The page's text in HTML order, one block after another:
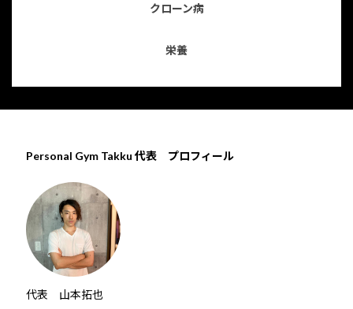
クローン病
栄養
Personal Gym Takku 代表 プロフィール
代表 山本拓也